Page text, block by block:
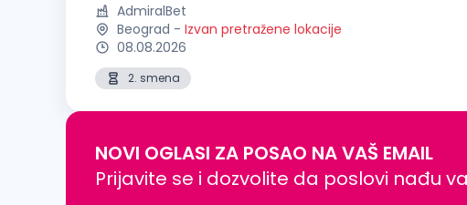
AdmiralBet
Beograd - Izvan pretražene lokacije
08.08.2026
2. smena
NOVI OGLASI ZA POSAO NA VAŠ EMAIL
Prijavite se i dozvolite da poslovi nađu